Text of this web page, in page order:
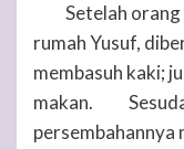
Setelah
rumah Yusuf,
membasuh kaki;
makan.
persembahannya